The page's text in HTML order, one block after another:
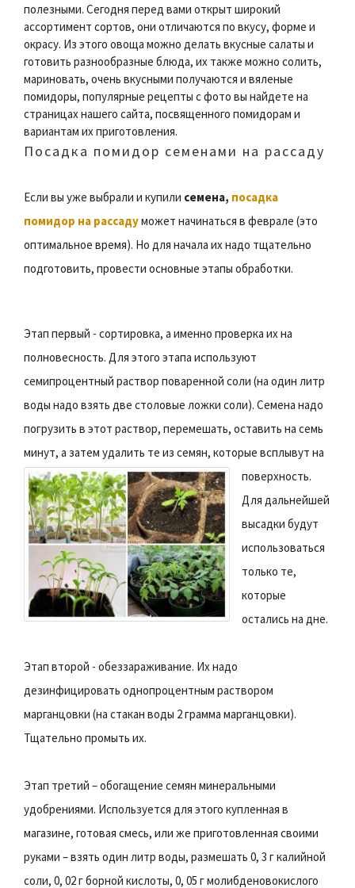
полезными. Сегодня перед вами открыт широкий
ассортимент сортов, они отличаются по вкусу, форме и
окрасу. Из этого овоща можно делать вкусные салаты и
готовить разнообразные блюда, их также можно солить,
мариновать, очень вкусными получаются и вяленые
помидоры, популярные рецепты с фото вы найдете на
страницах нашего сайта, посвященного помидорам и
вариантам их приготовления.
Посадка помидор семенами на рассаду
Если вы уже выбрали и купили семена, посадка
помидор на рассадуможет начинаться в феврале (это
оптимальное время). Но для начала их надо тщательно
подготовить, провести основные этапы обработки.
Этап первый - сортировка, а именно проверка их на
полновесность. Для этого этапа используют
семипроцентный раствор поваренной соли (на один литр
воды надо взять две столовые ложки соли). Семена надо
погрузить в этот раствор, перемешать, оставить на семь
минут, а затем удалить те из семян, которые всплывут на
поверхность.
Для дальнейшей
высадки будут
использоваться
только те,
которые
остались на дне.
Этап второй - обеззараживание. Их надо
дезинфицировать однопроцентным раствором
марганцовки (на стакан воды 2 грамма марганцовки).
Тщательно промыть их.
Этап третий – обогащение семян минеральными
удобрениями. Используется для этого купленная в
магазине, готовая смесь, или же приготовленная своими
руками – взять один литр воды, размешать 0, 3 г калийной
соли, 0, 02 г борной кислоты, 0, 05 г молибденовокислого